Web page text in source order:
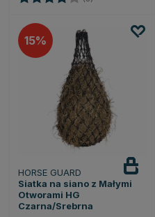
15
HORSE GUARD
Siatka na siano z Małymi
Otworami HG
Czarna/Srebrna